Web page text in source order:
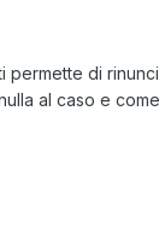
di
al caso e